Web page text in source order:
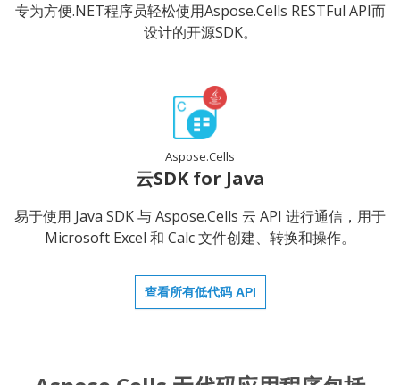
专为方便.NET程序员轻松使用Aspose.Cells RESTFul API而
设计的开源SDK。
Aspose.Cells
云SDK for Java
易于使用 Java SDK 与 Aspose.Cells 云 API 进行通信，用于
Microsoft Excel 和 Calc 文件创建、转换和操作。
查看所有低代码 API